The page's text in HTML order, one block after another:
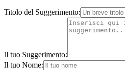
Titolo del Suggerimento:
Il tuo Suggerimento:
Il tuo Nome: